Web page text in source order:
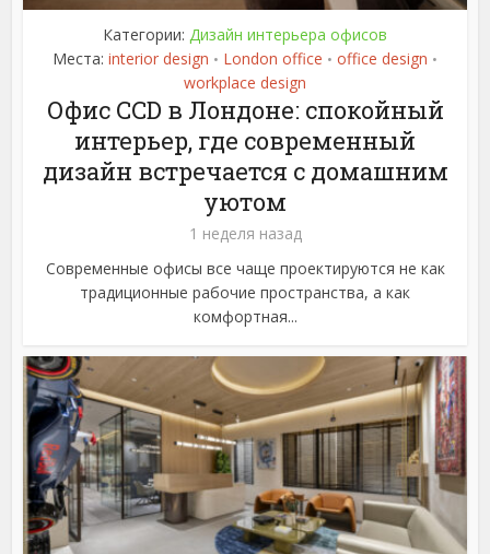
Категории: Дизайн интерьера офисов
Места: interior design • London office • office design •
workplace design
Офис CCD в Лондоне: спокойный
интерьер, где современный
дизайн встречается с домашним
уютом
1 неделя назад
Современные офисы все чаще проектируются не как
традиционные рабочие пространства, а как
комфортная...